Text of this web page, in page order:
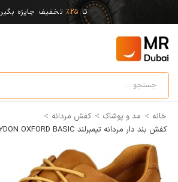
تا 25% تخفیف جایزه بگیر
خانه > مد و پوشاک > کفش مردانه >
کفش بند دار مردانه تیمبرلند GRAYDON OXFORD BASIC